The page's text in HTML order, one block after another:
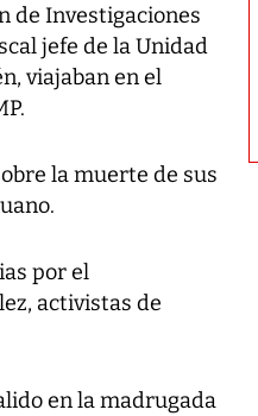
de Investigaciones
jefe de la Unidad
viajaban en el
la muerte de sus
por el
activistas de
en la madrugada